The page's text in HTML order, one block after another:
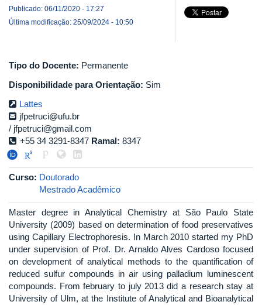
Publicado: 06/11/2020 - 17:27
Última modificação: 25/09/2024 - 10:50
Tipo do Docente: Permanente
Disponibilidade para Orientação: Sim
Lattes
jfpetruci@ufu.br
jfpetruci@gmail.com
+55 34 3291-8347 Ramal: 8347
Curso: Doutorado
Mestrado Acadêmico
Master degree in Analytical Chemistry at São Paulo State
University (2009) based on determination of food preservatives
using Capillary Electrophoresis. In March 2010 started my PhD
under supervision of Prof. Dr. Arnaldo Alves Cardoso focused
on development of analytical methods to the quantification of
reduced sulfur compounds in air using palladium luminescent
compounds. From february to july 2013 did a research stay at
University of Ulm, at the Institute of Analytical and Bioanalytical